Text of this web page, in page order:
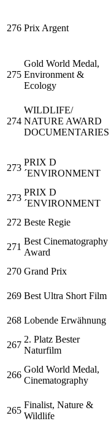
276 Prix Argent
275
Gold World Medal,
Environment &
Ecology
274
WILDLIFE/
NATURE AWARD
DOCUMENTARIES
273
PRIX D
´ENVIRONMENT
273
PRIX D
´ENVIRONMENT
272 Beste Regie
271
Best Cinematography
Award
270 Grand Prix
269 Best Ultra Short Film
268 Lobende Erwähnung
267
2. Platz Bester
Naturfilm
266
Gold World Medal,
Cinematography
265
Finalist, Nature &
Wildlife